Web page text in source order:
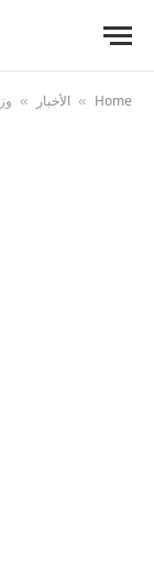
Home
» الأخبار »